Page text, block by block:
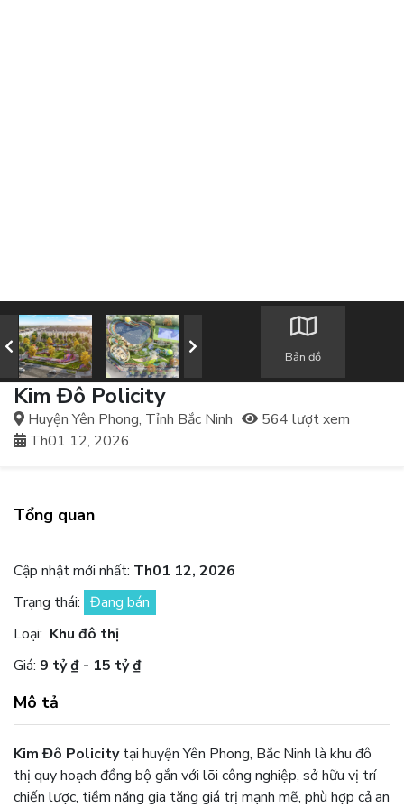
Bản đồ
Kim Đô Policity
Huyện Yên Phong, Tỉnh Bắc Ninh
564 lượt xem
Th01 12, 2026
Tổng quan
Cập nhật mới nhất: Th01 12, 2026
Trạng thái: Đang bán
Loại: Khu đô thị
Giá: 9 tỷ ₫ - 15 tỷ ₫
Mô tả
Kim Đô Policitytại huyện Yên Phong, Bắc Ninh là khu đô
thị quy hoạch đồng bộ gắn với lõi công nghiệp, sở hữu vị trí
chiến lược, tiềm năng gia tăng giá trị mạnh mẽ, phù hợp cả an